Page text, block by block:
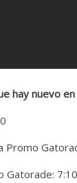
hay nuevo
Promo
Gatorade: 7:10